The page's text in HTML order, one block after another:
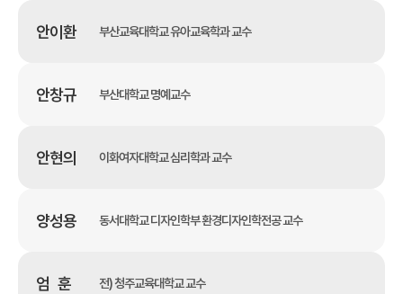
안이환 부산교육대학교 유아교육학과 교수
안창규 부산대학교 명예교수
안현의 이화여자대학교 심리학과 교수
양성용 동서대학교 디자인학부 환경디자인학전공 교수
엄 훈 전) 청주교육대학교 교수